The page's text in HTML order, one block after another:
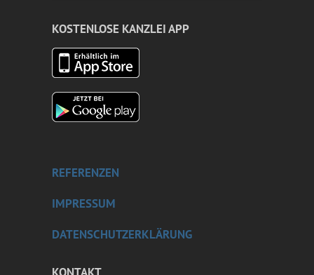
KOSTENLOSE KANZLEI APP
REFERENZEN
IMPRESSUM
DATENSCHUTZERKLÄRUNG